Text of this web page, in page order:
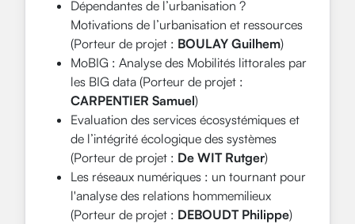
Dépendantes de l’urbanisation ?
Motivations de l’urbanisation et ressources
(Porteur de projet : BOULAY Guilhem)
MoBIG : Analyse des Mobilités littorales par
les BIG data (Porteur de projet :
CARPENTIER Samuel)
Evaluation des services écosystémiques et
de l’intégrité écologique des systèmes
(Porteur de projet : De WIT Rutger)
Les réseaux numériques : un tournant pour
l'analyse des relations hommemilieux
(Porteur de projet : DEBOUDT Philippe)